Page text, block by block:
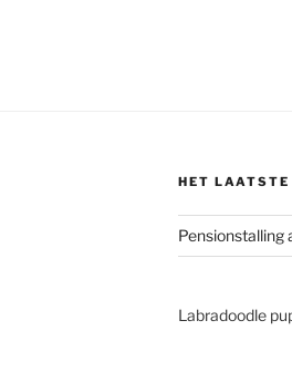
HET LAATSTE
Pensionstalling
Labradoodle